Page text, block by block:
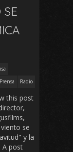
Prensa Radio
this post
se
y la
A post